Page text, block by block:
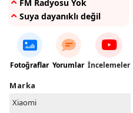
FM Radyosu Yok
Suya dayanıklı değil
Fotoğraflar Yorumlar İncelemeler
Marka
Xiaomi